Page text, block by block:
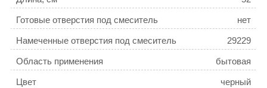
Готовые отверстия под смеситель нет
Намеченные отверстия под смеситель 29229
Область применения бытовая
Цвет черный